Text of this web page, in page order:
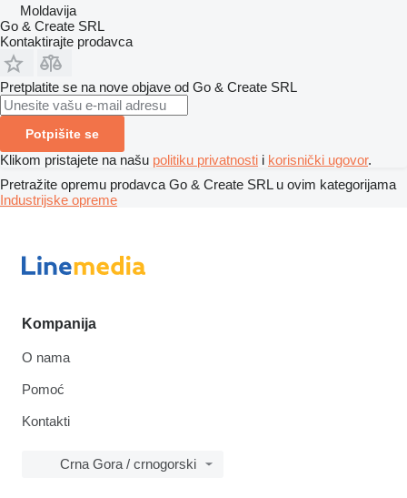
Moldavija
Go & Create SRL
Kontaktirajte prodavca
Pretplatite se na nove objave od Go & Create SRL
Potpišite se
Klikom pristajete na našu politiku privatnosti i korisnički ugovor.
Pretražite opremu prodavca Go & Create SRL u ovim kategorijama
Industrijske opreme
Kompanija
O nama
Pomoć
Kontakti
Crna Gora / crnogorski